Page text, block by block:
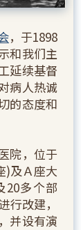
，于1898
和我们主
延续基督
病人热诚
的态度和
院，位于
)及Ａ座大
20多个部
行改建，
并设有演